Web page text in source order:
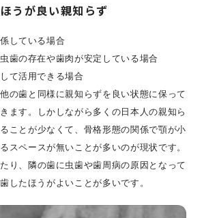
うが良い親知らず
している場合
歯の存在や歯肉が安定している場合
て活用できる場合
の歯と同様に親知らずを良い状態に保って
ます。しかしながら多くの日本人の親知ら
ことが少なくて、骨格形態の関係で顎が小
スペースが無いことが多いのが現状です。
り、隣の歯に虫歯や歯周病の原因となって
したほうがよいことが多いです。